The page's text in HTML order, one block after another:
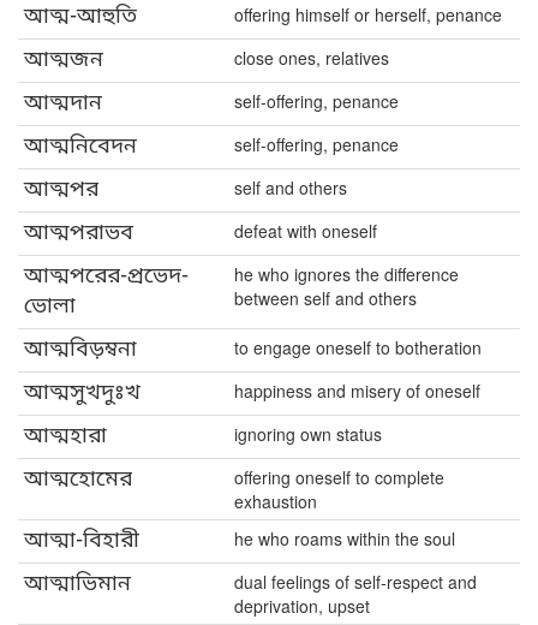
আত্ম-আহুতি offering himself or herself, penance
আত্মজন close ones, relatives
আত্মদান self-offering, penance
আত্মনিবেদন self-offering, penance
আত্মপর self and others
আত্মপরাভব defeat with oneself
আত্মপরের-প্রভেদ-
ভোলা
he who ignores the difference
between self and others
আত্মবিড়ম্বনা to engage oneself to botheration
আত্মসুখদুঃখ happiness and misery of oneself
আত্মহারা ignoring own status
আত্মহোমের
offering oneself to complete
exhaustion
আত্মা-বিহারী he who roams within the soul
আত্মাভিমান
dual feelings of self-respect and
deprivation, upset